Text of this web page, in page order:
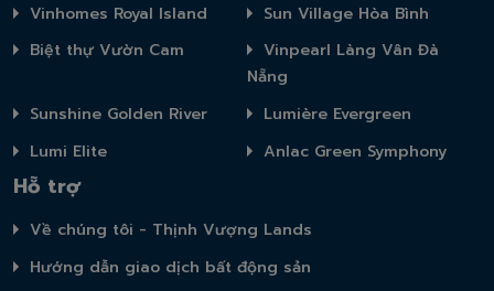
Vinhomes Royal Island
Sun Village Hòa Bình
Biệt thự Vườn Cam
Vinpearl Làng Vân Đà
Nẵng
Sunshine Golden River
Lumière Evergreen
Lumi Elite
Anlac Green Symphony
Hỗ trợ
Về chúng tôi - Thịnh Vượng Lands
Hướng dẫn giao dịch bất động sản